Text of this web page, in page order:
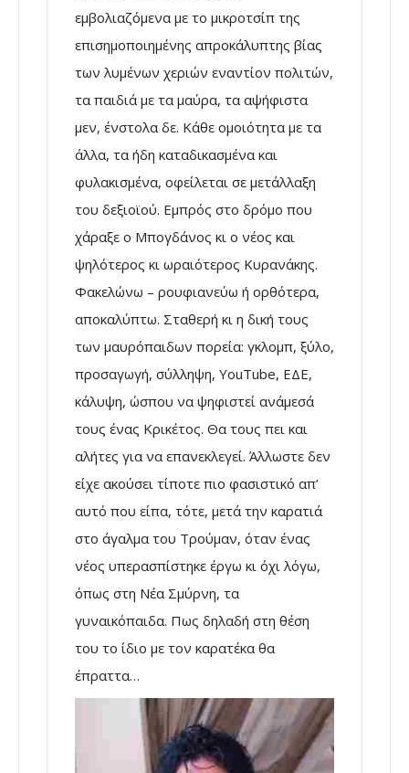
εμβολιαζόμενα με το μικροτσίπ της
επισημοποιημένης απροκάλυπτης βίας
των λυμένων χεριών εναντίον πολιτών,
τα παιδιά με τα μαύρα, τα αψήφιστα
μεν, ένστολα δε. Κάθε ομοιότητα με τα
άλλα, τα ήδη καταδικασμένα και
φυλακισμένα, οφείλεται σε μετάλλαξη
του δεξιοϊού. Εμπρός στο δρόμο που
χάραξε ο Μπογδάνος κι ο νέος και
ψηλότερος κι ωραιότερος Κυρανάκης.
Φακελώνω – ρουφιανεύω ή ορθότερα,
αποκαλύπτω. Σταθερή κι η δική τους
των μαυρόπαιδων πορεία: γκλομπ, ξύλο,
προσαγωγή, σύλληψη, YouTube, ΕΔΕ,
κάλυψη, ώσπου να ψηφιστεί ανάμεσά
τους ένας Κρικέτος. Θα τους πει και
αλήτες για να επανεκλεγεί. Άλλωστε δεν
είχε ακούσει τίποτε πιο φασιστικό απ’
αυτό που είπα, τότε, μετά την καρατιά
στο άγαλμα του Τρούμαν, όταν ένας
νέος υπερασπίστηκε έργω κι όχι λόγω,
όπως στη Νέα Σμύρνη, τα
γυναικόπαιδα. Πως δηλαδή στη θέση
του το ίδιο με τον καρατέκα θα
έπραττα…